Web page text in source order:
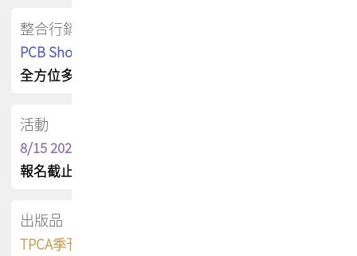
整合行銷
PCB Shop 採購指南
全方位多元曝光方案
活動
8/15 2026 TPCA健康盃保齡球聯誼賽
報名截止日 : 8/3 活動日期 : 8/15
出版品
TPCA季刊 FREE 線上版